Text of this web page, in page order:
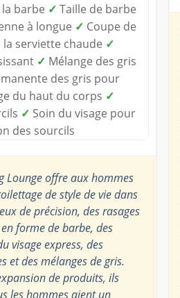
barbe ✓ Taille de barbe
à longue ✓ Coupe de
la serviette chaude ✓
✓ Mélange des gris
des gris pour
du haut du corps ✓
✓ Soin du visage pour
des sourcils
Lounge offre aux hommes
de style de vie dans
de précision, des rasages
forme de barbe, des
visage express, des
et des mélanges de gris.
de produits, ils
les hommes aient un